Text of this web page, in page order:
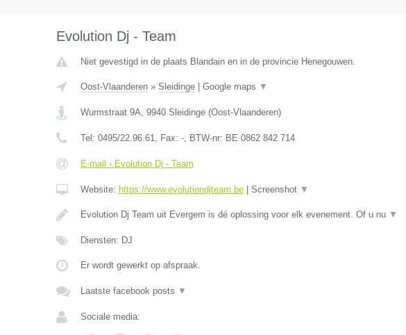
Evolution Dj - Team
Niet gevestigd in de plaats Blandain en in de provincie Henegouwen.
Oost-Vlaanderen» Sleidinge| Google maps ▼
Wurmstraat 9A, 9940 Sleidinge(Oost-Vlaanderen)
Tel: 0495/22.96.61, Fax: -, BTW-nr: BE 0862 842 714
E-mail › Evolution Dj - Team
Website: https://www.evolutiondjteam.be| Screenshot ▼
Evolution Dj Team uit Evergem is dé oplossing voor elk evenement. Of u nu ▼
Diensten: DJ
Er wordt gewerkt op afspraak.
Laatste facebook posts ▼
Sociale media: